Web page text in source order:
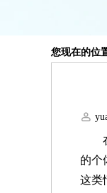
您现在的位
的个
这类